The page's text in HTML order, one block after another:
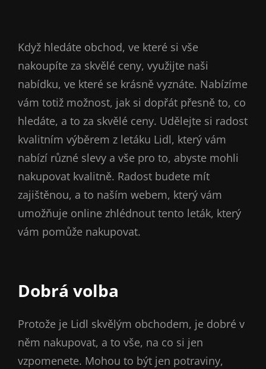
Když hledáte obchod, ve které si vše
nakoupíte za skvělé ceny, využijte naši
nabídku, ve které se krásně vyznáte. Nabízíme
vám totiž možnost, jak si dopřát přesně to, co
hledáte, a to za skvělé ceny. Udělejte si radost
kvalitním výběrem z letáku Lidl, který vám
nabízí různé slevy a vše pro to, abyste mohli
nakupovat kvalitně. Radost budete mít
zajištěnou, a to naším webem, který vám
umožňuje online zhlédnout tento leták, který
vám pomůže nakupovat.
Dobrá volba
Protože je Lidl skvělým obchodem, je dobré v
něm nakupovat, a to vše, na co si jen
vzpomenete. Mohou to být jen potraviny,